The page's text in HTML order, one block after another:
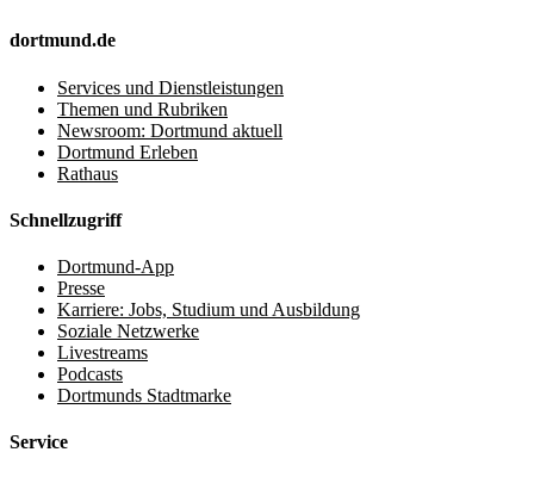
dortmund.de
Services und Dienstleistungen
Themen und Rubriken
Newsroom: Dortmund aktuell
Dortmund Erleben
Rathaus
Schnellzugriff
Dortmund-App
Presse
Karriere: Jobs, Studium und Ausbildung
Soziale Netzwerke
Livestreams
Podcasts
Dortmunds Stadtmarke
Service